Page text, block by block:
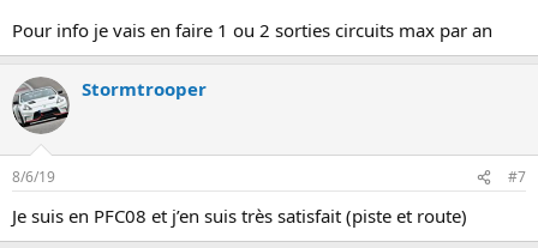
Pour info je vais en faire 1 ou 2 sorties circuits max par an
Stormtrooper
8/6/19 #7
Je suis en PFC08 et j’en suis très satisfait (piste et route)